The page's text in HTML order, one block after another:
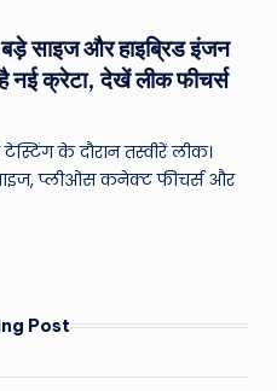
और हाइब्रिड इंजन
नई क्रेटा, देखें लीक फीचर्स
के दौरान तस्वीरें लीक।
प्लीओस कनेक्ट फीचर्स और
Post